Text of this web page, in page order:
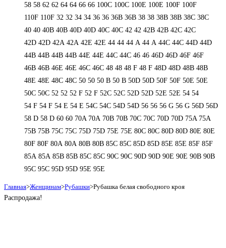
58 58 62 62 64 64 66 66 100C 100C 100E 100E 100F 100F
110F 110F 32 32 34 34 36 36 36B 36B 38 38 38B 38B 38С 38С
40 40 40B 40B 40D 40D 40С 40С 42 42 42B 42B 42C 42C
42D 42D 42А 42А 42Е 42Е 44 44 44 А 44 А 44C 44C 44D 44D
44В 44В 44В 44В 44Е 44Е 44С 44С 46 46 46D 46D 46F 46F
46В 46В 46Е 46Е 46С 46С 48 48 48 F 48 F 48D 48D 48В 48В
48Е 48Е 48С 48С 50 50 50 B 50 B 50D 50D 50F 50F 50Е 50Е
50С 50С 52 52 52 F 52 F 52C 52C 52D 52D 52E 52E 54 54
54 F 54 F 54 Е 54 Е 54C 54C 54D 54D 56 56 56 G 56 G 56D 56D
58 D 58 D 60 60 70A 70A 70B 70B 70C 70C 70D 70D 75A 75A
75B 75B 75C 75C 75D 75D 75E 75E 80C 80C 80D 80D 80E 80E
80F 80F 80А 80А 80В 80В 85C 85C 85D 85D 85E 85E 85F 85F
85А 85А 85В 85В 85С 85С 90C 90C 90D 90D 90E 90E 90В 90В
95C 95C 95D 95D 95E 95E
Главная>Женщинам>Рубашки>Рубашка белая свободного кроя
Распродажа!